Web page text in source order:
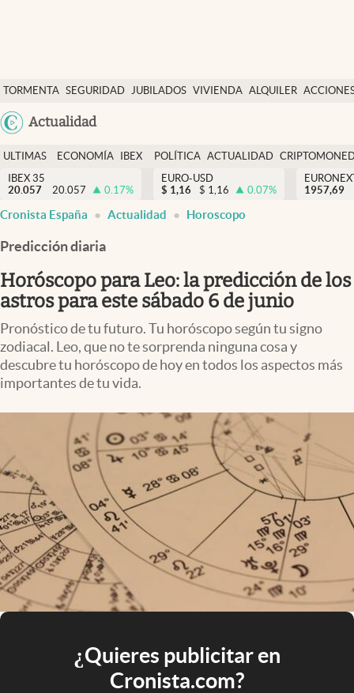
TORMENTA SEGURIDAD JUBILADOS VIVIENDA ALQUILER
USA
Actualidad
Economía y finanzas
Política
Actualidad
Criptomonedas
España
ULTIMAS
NOTICIAS
ECONOMÍA
FINANZAS
IBEX
EURO
POLÍTICA ACTUALIDAD
IBEX 35
20.057
20.057 0.17%
EURO-USD
$ 1,16 $ 1,16 0.07%
1957,69
Cronista España Actualidad Horoscopo
Predicción diaria
Horóscopo para Leo: la predicción de los
astros para este sábado 6 de junio
Pronóstico de tu futuro. Tu horóscopo según tu signo
zodiacal. Leo, que no te sorprenda ninguna cosa y
descubre tu horóscopo de hoy en todos los aspectos más
importantes de tu vida.
¿Quieres publicitar en
Cronista.com?